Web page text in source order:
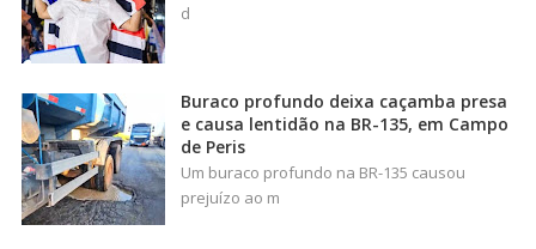
d
Buraco profundo deixa caçamba presa
e causa lentidão na BR-135, em Campo
de Peris
Um buraco profundo na BR-135 causou
prejuízo ao m